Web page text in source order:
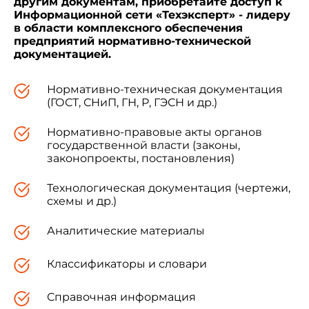
международному стандарту ИСО 4051:1977
"Судостроение. Суда внутреннего плавания.
Рулевая машина. Значения крутящих
моментов". (ISO 4051:1977 "Shipbuilding-Inland
vessels - Steering gear - Values of torques")
5 ВВЕДЕН ВПЕРВЫЕ
Информация об изменениях к настоящему
стандарту публикуется в ежегодно
"Национальные стандарты", а текст
"Национальные стандарты". В случае
настоящего стандарта соответствующее
Информационной сети «Техэксперт» - лидеру
в области комплексного обеспечения
предприятий нормативно-технической
документацией.
Нормативно-техническая документация
(ГОСТ, СНиП, ГН, Р, ГЭСН и др.)
Нормативно-правовые акты органов
государственной власти (законы,
законопроекты, постановления)
Технологическая документация (чертежи,
схемы и др.)
Аналитические материалы
Классификаторы и словари
Справочная информация